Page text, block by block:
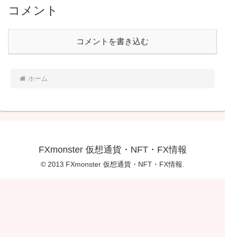
コメント
コメントを書き込む
ホーム
FXmonster 仮想通貨・NFT・FX情報
© 2013 FXmonster 仮想通貨・NFT・FX情報.